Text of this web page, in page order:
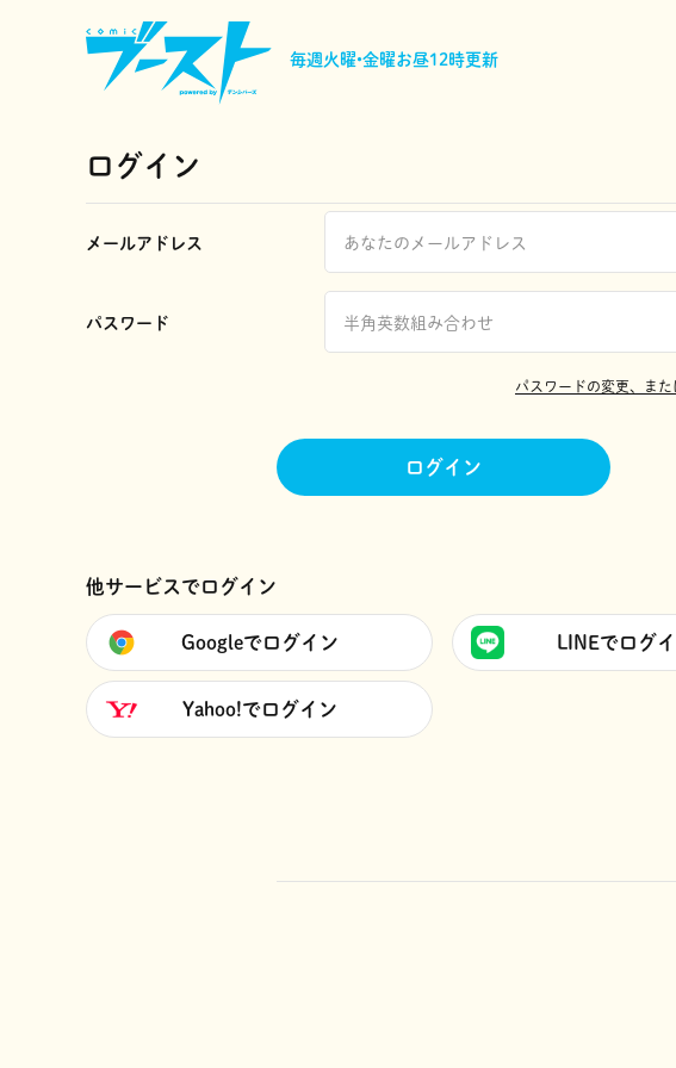
毎週火曜•金曜お昼12時更新
ログイン
メールアドレス
パスワード
パスワードの変更、ま
ログイン
他サービスでログイン
Googleでログイン LINEでログ
Yahoo!でログイン